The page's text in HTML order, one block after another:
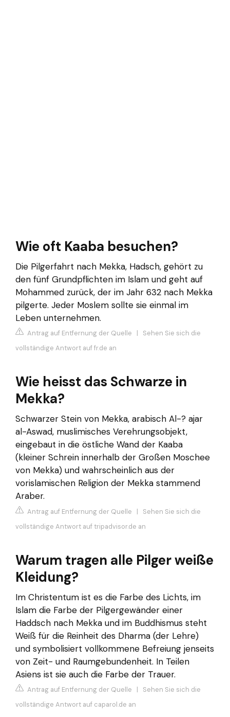
Wie oft Kaaba besuchen?
Die Pilgerfahrt nach Mekka, Hadsch, gehört zu
den fünf Grundpflichten im Islam und geht auf
Mohammed zurück, der im Jahr 632 nach Mekka
pilgerte. Jeder Moslem sollte sie einmal im
Leben unternehmen.
Antrag auf Entfernung der Quelle | Sehen Sie sich die
vollständige Antwort auf fr.de an
Wie heisst das Schwarze in
Mekka?
Schwarzer Stein von Mekka, arabisch Al-? ajar
al-Aswad, muslimisches Verehrungsobjekt,
eingebaut in die östliche Wand der Kaaba
(kleiner Schrein innerhalb der Großen Moschee
von Mekka) und wahrscheinlich aus der
vorislamischen Religion der Mekka stammend
Araber.
Antrag auf Entfernung der Quelle | Sehen Sie sich die
vollständige Antwort auf tripadvisor.de an
Warum tragen alle Pilger weiße
Kleidung?
Im Christentum ist es die Farbe des Lichts, im
Islam die Farbe der Pilgergewänder einer
Haddsch nach Mekka und im Buddhismus steht
Weiß für die Reinheit des Dharma (der Lehre)
und symbolisiert vollkommene Befreiung jenseits
von Zeit- und Raumgebundenheit. In Teilen
Asiens ist sie auch die Farbe der Trauer.
Antrag auf Entfernung der Quelle | Sehen Sie sich die
vollständige Antwort auf caparol.de an